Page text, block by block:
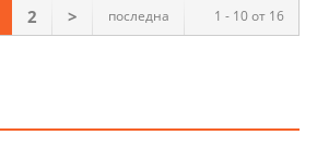
1 - 10 от 16
2 > последна